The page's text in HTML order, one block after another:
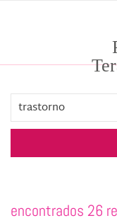
Skip to main
encontrados 26